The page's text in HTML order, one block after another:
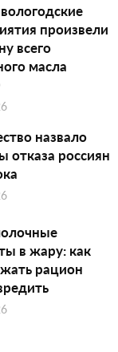
произвели
всего
масла
назвало
отказа россиян
в жару: как
рацион